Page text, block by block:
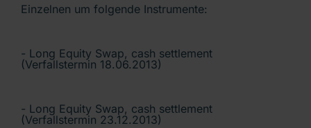
Einzelnen um folgende Instrumente:
- Long Equity Swap, cash settlement
(Verfallstermin 18.06.2013)
- Long Equity Swap, cash settlement
(Verfallstermin 23.12.2013)